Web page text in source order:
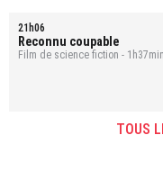
21h06
Reconnu coupable
Film de science fiction - 1h37min.
TOUS